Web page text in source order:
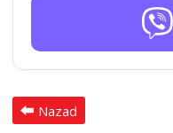
Nazad